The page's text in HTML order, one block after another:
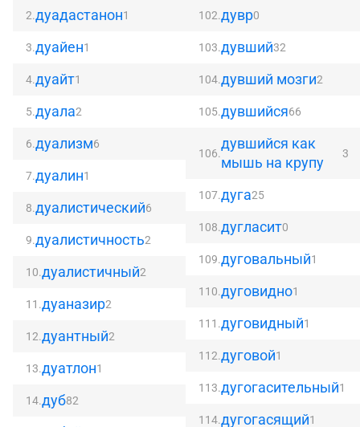
2.дуадастанон1
3.дуайен1
4.дуайт1
5.дуала2
6.дуализм6
7.дуалин1
8.дуалистический6
9.дуалистичность2
10.дуалистичный2
11.дуаназир2
12.дуантный2
13.дуатлон1
14.дуб82
102.дувр0
103.дувший32
104.дувший мозги2
105.дувшийся66
106.
дувшийся как
мышь на крупу
3
107.дуга25
108.дугласит0
109.дуговальный1
110.дуговидно1
111.дуговидный1
112.дуговой1
113.дугогасительный1
114.дугогасящий1